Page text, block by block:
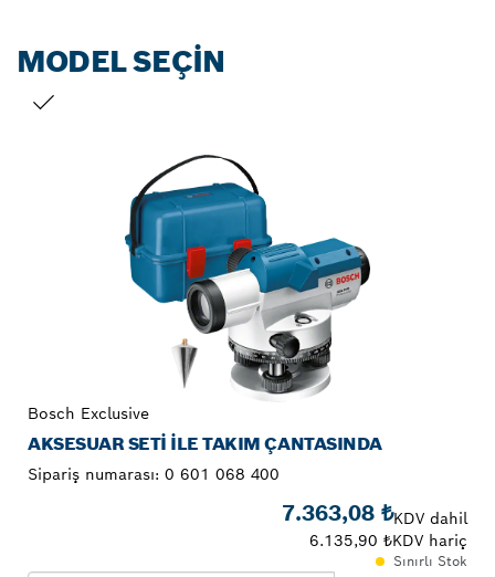
MODEL SEÇIN
Bosch Exclusive
AKSESUAR SETI ILE TAKIM ÇANTASINDA
Sipariş numarası: 0 601 068 400
7.363,08 ₺KDV dahil
6.135,90 ₺KDV hariç
Sınırlı Stok